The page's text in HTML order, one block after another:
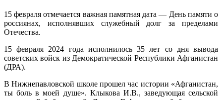
15 февраля отмечается важная памятная дата — День памяти о
россиянах, исполнявших служебный долг за пределами
Отечества.
15 февраля 2024 года исполнилось 35 лет со дня вывода
советских войск из Демократической Республики Афганистан
(ДРА).
В Нижнепавловской школе прошел час истории «Афганистан,
ты боль в моей душе». Клыкова И.В., заведующая сельской